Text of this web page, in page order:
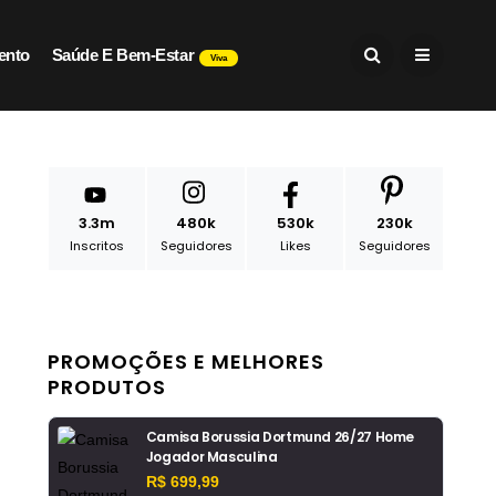
Saúde E Bem-Estar Viva
3.3m
Inscritos
480k
Seguidores
530k
Likes
230k
Seguidores
PROMOÇÕES E MELHORES
PRODUTOS
Camisa Borussia Dortmund 26/27 Home
Jogador Masculina
R$ 699,99